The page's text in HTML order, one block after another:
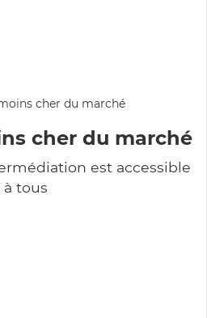
cher du marché
est accessible
à tous